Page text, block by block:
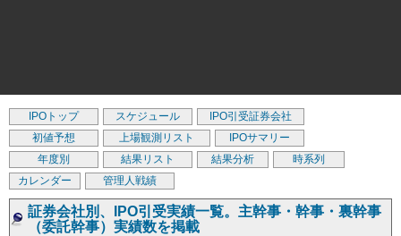
IPOトップ スケジュール
IPO引受証券会社
初値予想
上場観測リスト
IPOサマリー
年度別
結果リスト 結果分析
時系列
カレンダー
管理人戦績
証券会社別、IPO引受実績一覧。主幹事・幹事・裏幹事
（委託幹事）実績数を掲載